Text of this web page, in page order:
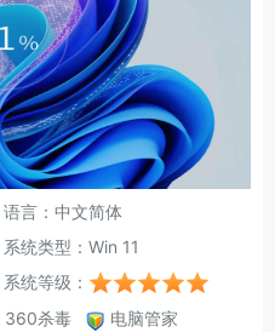
语言：中文简体
系统类型：Win 11
系统等级：
360杀毒 电脑管家